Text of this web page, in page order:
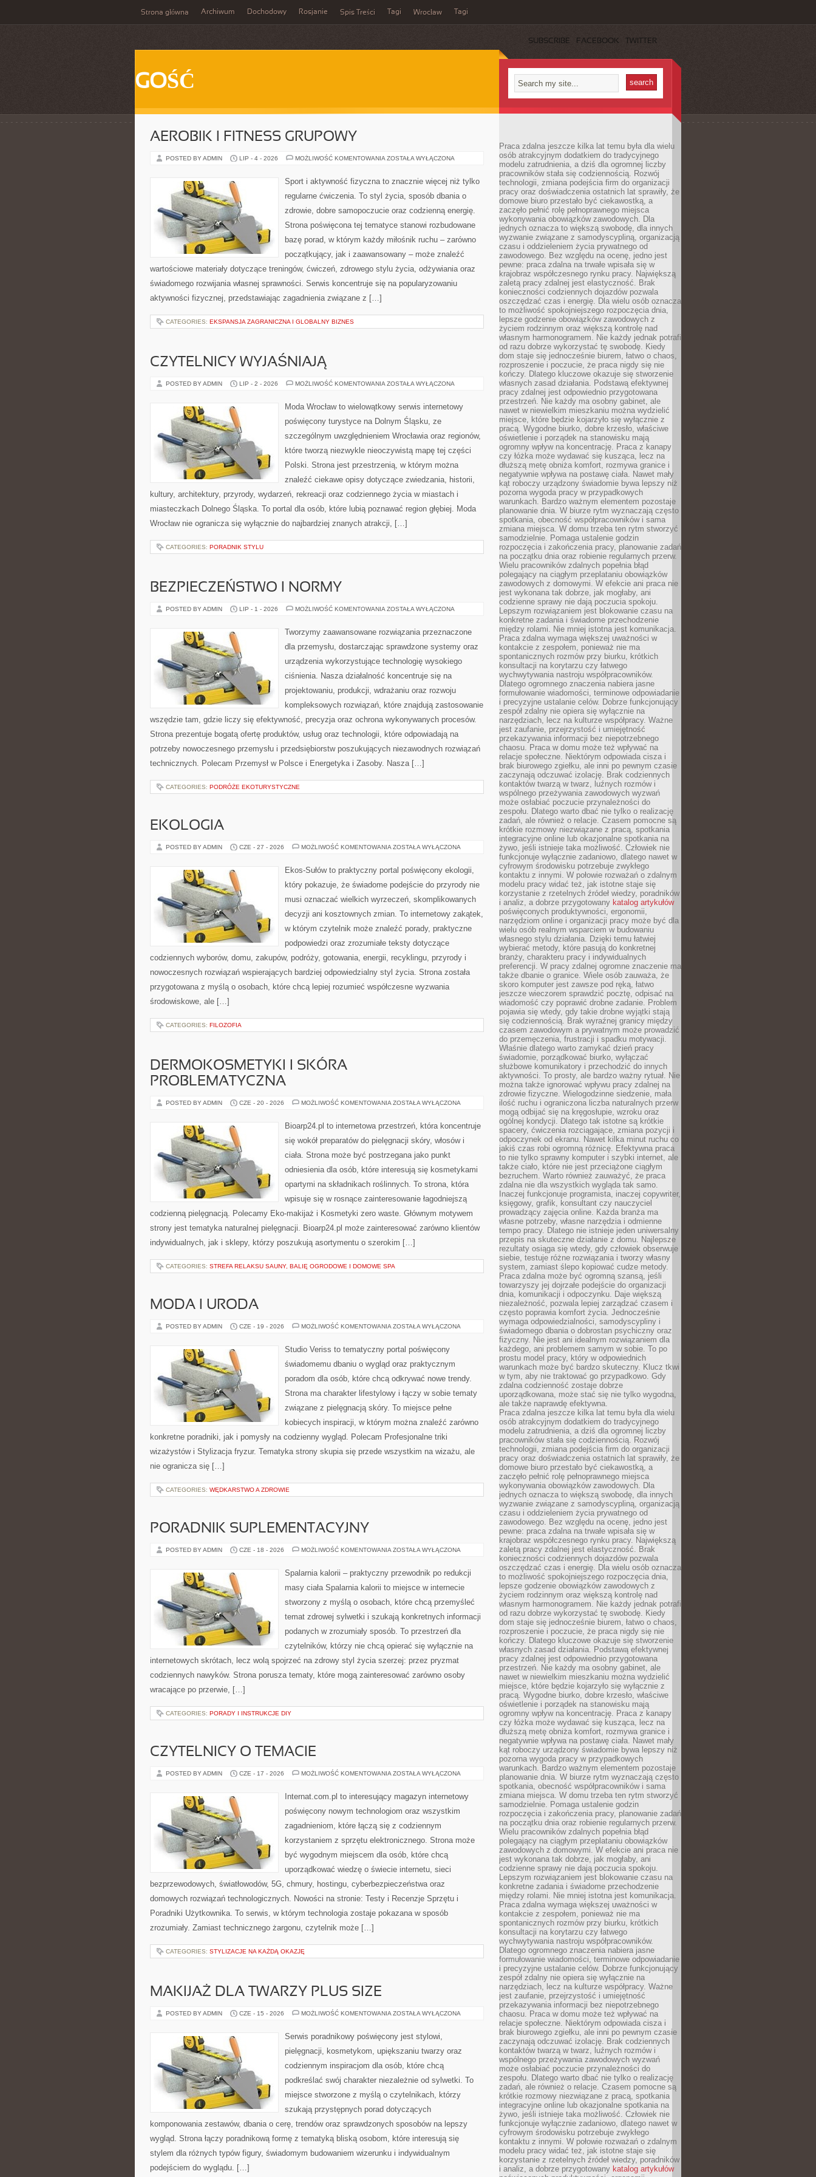
Strona główna Archiwum Dochodowy Rosjanie Spis Treści Tagi Wrocław Tagi
SUBSCRIBE FACEBOOK TWITTER
GOŚĆ
AEROBIK I FITNESS GRUPOWY
POSTED BY ADMIN LIP - 4 - 2026 MOŻLIWOŚĆ KOMENTOWANIA AEROBIK
GRUPOWY
ZOSTAŁA WYŁĄCZONA
Sport i aktywność fizyczna to znacznie więcej niż tylko
regularne ćwiczenia. To styl życia, sposób dbania o
zdrowie, dobre samopoczucie oraz codzienną energię.
Strona poświęcona tej tematyce stanowi rozbudowane
bazę porad, w którym każdy miłośnik ruchu – zarówno
początkujący, jak i zaawansowany – może znaleźć
wartościowe materiały dotyczące treningów, ćwiczeń, zdrowego stylu życia, odżywiania oraz
świadomego rozwijania własnej sprawności. Serwis koncentruje się na popularyzowaniu
aktywności fizycznej, przedstawiając zagadnienia związane z […]
CATEGORIES: EKSPANSJA ZAGRANICZNA I GLOBALNY BIZNES
CZYTELNICY WYJAŚNIAJĄ
POSTED BY ADMIN LIP - 2 - 2026 MOŻLIWOŚĆ KOMENTOWANIA CZYTELNICY
ZOSTAŁA WYŁĄCZONA
Moda Wrocław to wielowątkowy serwis internetowy
poświęcony turystyce na Dolnym Śląsku, ze
szczególnym uwzględnieniem Wrocławia oraz regionów,
które tworzą niezwykle nieoczywistą mapę tej części
Polski. Strona jest przestrzenią, w którym można
znaleźć ciekawe opisy dotyczące zwiedzania, historii,
kultury, architektury, przyrody, wydarzeń, rekreacji oraz codziennego życia w miastach i
miasteczkach Dolnego Śląska. To portal dla osób, które lubią poznawać region głębiej. Moda
Wrocław nie ogranicza się wyłącznie do najbardziej znanych atrakcji, […]
CATEGORIES: PORADNIK STYLU
BEZPIECZEŃSTWO I NORMY
POSTED BY ADMIN LIP - 1 - 2026 MOŻLIWOŚĆ KOMENTOWANIA BEZPIECZEŃSTWO
ZOSTAŁA WYŁĄCZONA
Tworzymy zaawansowane rozwiązania przeznaczone
dla przemysłu, dostarczając sprawdzone systemy oraz
urządzenia wykorzystujące technologię wysokiego
ciśnienia. Nasza działalność koncentruje się na
projektowaniu, produkcji, wdrażaniu oraz rozwoju
kompleksowych rozwiązań, które znajdują zastosowanie
wszędzie tam, gdzie liczy się efektywność, precyzja oraz ochrona wykonywanych procesów.
Strona prezentuje bogatą ofertę produktów, usług oraz technologii, które odpowiadają na
potrzeby nowoczesnego przemysłu i przedsiębiorstw poszukujących niezawodnych rozwiązań
technicznych. Polecam Przemysł w Polsce i Energetyka i Zasoby. Nasza […]
CATEGORIES: PODRÓŻE EKOTURYSTYCZNE
EKOLOGIA
POSTED BY ADMIN CZE - 27 - 2026 MOŻLIWOŚĆ KOMENTOWANIA EKOLOGIA
ZOSTAŁA WYŁĄCZONA
Ekos-Sułów to praktyczny portal poświęcony ekologii,
który pokazuje, że świadome podejście do przyrody nie
musi oznaczać wielkich wyrzeczeń, skomplikowanych
decyzji ani kosztownych zmian. To internetowy zakątek,
w którym czytelnik może znaleźć porady, praktyczne
podpowiedzi oraz zrozumiałe teksty dotyczące
codziennych wyborów, domu, zakupów, podróży, gotowania, energii, recyklingu, przyrody i
nowoczesnych rozwiązań wspierających bardziej odpowiedzialny styl życia. Strona została
przygotowana z myślą o osobach, które chcą lepiej rozumieć współczesne wyzwania
środowiskowe, ale […]
CATEGORIES: FILOZOFIA
DERMOKOSMETYKI I SKÓRA
PROBLEMATYCZNA
POSTED BY ADMIN CZE - 20 - 2026 MOŻLIWOŚĆ KOMENTOWANIA DERMOKOSMETYKI
PROBLEMATYCZNA
ZOSTAŁA WYŁĄCZONA
Bioarp24.pl to internetowa przestrzeń, która koncentruje
się wokół preparatów do pielęgnacji skóry, włosów i
ciała. Strona może być postrzegana jako punkt
odniesienia dla osób, które interesują się kosmetykami
opartymi na składnikach roślinnych. To strona, która
wpisuje się w rosnące zainteresowanie łagodniejszą
codzienną pielęgnacją. Polecamy Eko-makijaż i Kosmetyki zero waste. Głównym motywem
strony jest tematyka naturalnej pielęgnacji. Bioarp24.pl może zainteresować zarówno klientów
indywidualnych, jak i sklepy, którzy poszukują asortymentu o szerokim […]
CATEGORIES: STREFA RELAKSU SAUNY, BALIĘ OGRODOWE I DOMOWE SPA
MODA I URODA
POSTED BY ADMIN CZE - 19 - 2026 MOŻLIWOŚĆ KOMENTOWANIA MODA
ZOSTAŁA WYŁĄCZONA
Studio Veriss to tematyczny portal poświęcony
świadomemu dbaniu o wygląd oraz praktycznym
poradom dla osób, które chcą odkrywać nowe trendy.
Strona ma charakter lifestylowy i łączy w sobie tematy
związane z pielęgnacją skóry. To miejsce pełne
kobiecych inspiracji, w którym można znaleźć zarówno
konkretne poradniki, jak i pomysły na codzienny wygląd. Polecam Profesjonalne triki
wizażystów i Stylizacja fryzur. Tematyka strony skupia się przede wszystkim na wizażu, ale
nie ogranicza się […]
CATEGORIES: WĘDKARSTWO A ZDROWIE
PORADNIK SUPLEMENTACYJNY
POSTED BY ADMIN CZE - 18 - 2026 MOŻLIWOŚĆ KOMENTOWANIA PORADNIK
ZOSTAŁA WYŁĄCZONA
Spalarnia kalorii – praktyczny przewodnik po redukcji
masy ciała Spalarnia kalorii to miejsce w internecie
stworzony z myślą o osobach, które chcą przemyśleć
temat zdrowej sylwetki i szukają konkretnych informacji
podanych w zrozumiały sposób. To przestrzeń dla
czytelników, którzy nie chcą opierać się wyłącznie na
internetowych skrótach, lecz wolą spojrzeć na zdrowy styl życia szerzej: przez pryzmat
codziennych nawyków. Strona porusza tematy, które mogą zainteresować zarówno osoby
wracające po przerwie, […]
CATEGORIES: PORADY I INSTRUKCJE DIY
CZYTELNICY O TEMACIE
POSTED BY ADMIN CZE - 17 - 2026 MOŻLIWOŚĆ KOMENTOWANIA CZYTELNICY
ZOSTAŁA WYŁĄCZONA
Internat.com.pl to interesujący magazyn internetowy
poświęcony nowym technologiom oraz wszystkim
zagadnieniom, które łączą się z codziennym
korzystaniem z sprzętu elektronicznego. Strona może
być wygodnym miejscem dla osób, które chcą
uporządkować wiedzę o świecie internetu, sieci
bezprzewodowych, światłowodów, 5G, chmury, hostingu, cyberbezpieczeństwa oraz
domowych rozwiązań technologicznych. Nowości na stronie: Testy i Recenzje Sprzętu i
Poradniki Użytkownika. To serwis, w którym technologia zostaje pokazana w sposób
zrozumiały. Zamiast technicznego żargonu, czytelnik może […]
CATEGORIES: STYLIZACJE NA KAŻDĄ OKAZJĘ
MAKIJAŻ DLA TWARZY PLUS SIZE
POSTED BY ADMIN CZE - 15 - 2026 MOŻLIWOŚĆ KOMENTOWANIA MAKIJAŻ
PLUS
SIZE
ZOSTAŁA WYŁĄCZONA
Serwis poradnikowy poświęcony jest stylowi,
pielęgnacji, kosmetykom, upiększaniu twarzy oraz
codziennym inspiracjom dla osób, które chcą
podkreślać swój charakter niezależnie od sylwetki. To
miejsce stworzone z myślą o czytelnikach, którzy
szukają przystępnych porad dotyczących
komponowania zestawów, dbania o cerę, trendów oraz sprawdzonych sposobów na lepszy
wygląd. Strona łączy poradnikową formę z tematyką bliską osobom, które interesują się
stylem dla różnych typów figury, świadomym budowaniem wizerunku i indywidualnym
podejściem do wyglądu. […]
Praca zdalna jeszcze kilka lat temu była dla wielu
osób atrakcyjnym dodatkiem do tradycyjnego
modelu zatrudnienia, a dziś dla ogromnej liczby
pracowników stała się codziennością. Rozwój
technologii, zmiana podejścia firm do organizacji
pracy oraz doświadczenia ostatnich lat sprawiły, że
domowe biuro przestało być ciekawostką, a
zaczęło pełnić rolę pełnoprawnego miejsca
wykonywania obowiązków zawodowych. Dla
jednych oznacza to większą swobodę, dla innych
wyzwanie związane z samodyscypliną, organizacją
czasu i oddzieleniem życia prywatnego od
zawodowego. Bez względu na ocenę, jedno jest
pewne: praca zdalna na trwałe wpisała się w
krajobraz współczesnego rynku pracy. Największą
zaletą pracy zdalnej jest elastyczność. Brak
konieczności codziennych dojazdów pozwala
oszczędzać czas i energię. Dla wielu osób oznacza
to możliwość spokojniejszego rozpoczęcia dnia,
lepsze godzenie obowiązków zawodowych z
życiem rodzinnym oraz większą kontrolę nad
własnym harmonogramem. Nie każdy jednak potrafi
od razu dobrze wykorzystać tę swobodę. Kiedy
dom staje się jednocześnie biurem, łatwo o chaos,
rozproszenie i poczucie, że praca nigdy się nie
kończy. Dlatego kluczowe okazuje się stworzenie
własnych zasad działania. Podstawą efektywnej
pracy zdalnej jest odpowiednio przygotowana
przestrzeń. Nie każdy ma osobny gabinet, ale
nawet w niewielkim mieszkaniu można wydzielić
miejsce, które będzie kojarzyło się wyłącznie z
pracą. Wygodne biurko, dobre krzesło, właściwe
oświetlenie i porządek na stanowisku mają
ogromny wpływ na koncentrację. Praca z kanapy
czy łóżka może wydawać się kusząca, lecz na
dłuższą metę obniża komfort, rozmywa granice i
negatywnie wpływa na postawę ciała. Nawet mały
kąt roboczy urządzony świadomie bywa lepszy niż
pozorna wygoda pracy w przypadkowych
warunkach. Bardzo ważnym elementem pozostaje
planowanie dnia. W biurze rytm wyznaczają często
spotkania, obecność współpracowników i sama
zmiana miejsca. W domu trzeba ten rytm stworzyć
samodzielnie. Pomaga ustalenie godzin
rozpoczęcia i zakończenia pracy, planowanie zadań
na początku dnia oraz robienie regularnych przerw.
Wielu pracowników zdalnych popełnia błąd
polegający na ciągłym przeplataniu obowiązków
zawodowych z domowymi. W efekcie ani praca nie
jest wykonana tak dobrze, jak mogłaby, ani
codzienne sprawy nie dają poczucia spokoju.
Lepszym rozwiązaniem jest blokowanie czasu na
konkretne zadania i świadome przechodzenie
między rolami. Nie mniej istotna jest komunikacja.
Praca zdalna wymaga większej uważności w
kontakcie z zespołem, ponieważ nie ma
spontanicznych rozmów przy biurku, krótkich
konsultacji na korytarzu czy łatwego
wychwytywania nastroju współpracowników.
Dlatego ogromnego znaczenia nabiera jasne
formułowanie wiadomości, terminowe odpowiadanie
i precyzyjne ustalanie celów. Dobrze funkcjonujący
zespół zdalny nie opiera się wyłącznie na
narzędziach, lecz na kulturze współpracy. Ważne
jest zaufanie, przejrzystość i umiejętność
przekazywania informacji bez niepotrzebnego
chaosu. Praca w domu może też wpływać na
relacje społeczne. Niektórym odpowiada cisza i
brak biurowego zgiełku, ale inni po pewnym czasie
zaczynają odczuwać izolację. Brak codziennych
kontaktów twarzą w twarz, luźnych rozmów i
wspólnego przeżywania zawodowych wyzwań
może osłabiać poczucie przynależności do
zespołu. Dlatego warto dbać nie tylko o realizację
zadań, ale również o relacje. Czasem pomocne są
krótkie rozmowy niezwiązane z pracą, spotkania
integracyjne online lub okazjonalne spotkania na
żywo, jeśli istnieje taka możliwość. Człowiek nie
funkcjonuje wyłącznie zadaniowo, dlatego nawet w
cyfrowym środowisku potrzebuje zwykłego
kontaktu z innymi. W połowie rozważań o zdalnym
modelu pracy widać też, jak istotne staje się
korzystanie z rzetelnych źródeł wiedzy, poradników
i analiz, a dobrze przygotowany katalog artykułów
poświęconych produktywności, ergonomii,
narzędziom online i organizacji pracy może być dla
wielu osób realnym wsparciem w budowaniu
własnego stylu działania. Dzięki temu łatwiej
wybierać metody, które pasują do konkretnej
branży, charakteru pracy i indywidualnych
preferencji. W pracy zdalnej ogromne znaczenie ma
także dbanie o granice. Wiele osób zauważa, że
skoro komputer jest zawsze pod ręką, łatwo
jeszcze wieczorem sprawdzić pocztę, odpisać na
wiadomość czy poprawić drobne zadanie. Problem
pojawia się wtedy, gdy takie drobne wyjątki stają
się codziennością. Brak wyraźnej granicy między
czasem zawodowym a prywatnym może prowadzić
do przemęczenia, frustracji i spadku motywacji.
Właśnie dlatego warto zamykać dzień pracy
świadomie, porządkować biurko, wyłączać
służbowe komunikatory i przechodzić do innych
aktywności. To prosty, ale bardzo ważny rytuał. Nie
można także ignorować wpływu pracy zdalnej na
zdrowie fizyczne. Wielogodzinne siedzenie, mała
ilość ruchu i ograniczona liczba naturalnych przerw
mogą odbijać się na kręgosłupie, wzroku oraz
ogólnej kondycji. Dlatego tak istotne są krótkie
spacery, ćwiczenia rozciągające, zmiana pozycji i
odpoczynek od ekranu. Nawet kilka minut ruchu co
jakiś czas robi ogromną różnicę. Efektywna praca
to nie tylko sprawny komputer i szybki internet, ale
także ciało, które nie jest przeciążone ciągłym
bezruchem. Warto również zauważyć, że praca
zdalna nie dla wszystkich wygląda tak samo.
Inaczej funkcjonuje programista, inaczej copywriter,
księgowy, grafik, konsultant czy nauczyciel
prowadzący zajęcia online. Każda branża ma
własne potrzeby, własne narzędzia i odmienne
tempo pracy. Dlatego nie istnieje jeden uniwersalny
przepis na skuteczne działanie z domu. Najlepsze
rezultaty osiąga się wtedy, gdy człowiek obserwuje
siebie, testuje różne rozwiązania i tworzy własny
system, zamiast ślepo kopiować cudze metody.
Praca zdalna może być ogromną szansą, jeśli
towarzyszy jej dojrzałe podejście do organizacji
dnia, komunikacji i odpoczynku. Daje większą
niezależność, pozwala lepiej zarządzać czasem i
często poprawia komfort życia. Jednocześnie
wymaga odpowiedzialności, samodyscypliny i
świadomego dbania o dobrostan psychiczny oraz
fizyczny. Nie jest ani idealnym rozwiązaniem dla
każdego, ani problemem samym w sobie. To po
prostu model pracy, który w odpowiednich
warunkach może być bardzo skuteczny. Klucz tkwi
w tym, aby nie traktować go przypadkowo. Gdy
zdalna codzienność zostaje dobrze
uporządkowana, może stać się nie tylko wygodna,
ale także naprawdę efektywna.
Praca zdalna jeszcze kilka lat temu była dla wielu
osób atrakcyjnym dodatkiem do tradycyjnego
modelu zatrudnienia, a dziś dla ogromnej liczby
pracowników stała się codziennością. Rozwój
technologii, zmiana podejścia firm do organizacji
pracy oraz doświadczenia ostatnich lat sprawiły, że
domowe biuro przestało być ciekawostką, a
zaczęło pełnić rolę pełnoprawnego miejsca
wykonywania obowiązków zawodowych. Dla
jednych oznacza to większą swobodę, dla innych
wyzwanie związane z samodyscypliną, organizacją
czasu i oddzieleniem życia prywatnego od
zawodowego. Bez względu na ocenę, jedno jest
pewne: praca zdalna na trwałe wpisała się w
krajobraz współczesnego rynku pracy. Największą
zaletą pracy zdalnej jest elastyczność. Brak
konieczności codziennych dojazdów pozwala
oszczędzać czas i energię. Dla wielu osób oznacza
to możliwość spokojniejszego rozpoczęcia dnia,
lepsze godzenie obowiązków zawodowych z
życiem rodzinnym oraz większą kontrolę nad
własnym harmonogramem. Nie każdy jednak potrafi
od razu dobrze wykorzystać tę swobodę. Kiedy
dom staje się jednocześnie biurem, łatwo o chaos,
rozproszenie i poczucie, że praca nigdy się nie
kończy. Dlatego kluczowe okazuje się stworzenie
własnych zasad działania. Podstawą efektywnej
pracy zdalnej jest odpowiednio przygotowana
przestrzeń. Nie każdy ma osobny gabinet, ale
nawet w niewielkim mieszkaniu można wydzielić
miejsce, które będzie kojarzyło się wyłącznie z
pracą. Wygodne biurko, dobre krzesło, właściwe
oświetlenie i porządek na stanowisku mają
ogromny wpływ na koncentrację. Praca z kanapy
czy łóżka może wydawać się kusząca, lecz na
dłuższą metę obniża komfort, rozmywa granice i
negatywnie wpływa na postawę ciała. Nawet mały
kąt roboczy urządzony świadomie bywa lepszy niż
pozorna wygoda pracy w przypadkowych
warunkach. Bardzo ważnym elementem pozostaje
planowanie dnia. W biurze rytm wyznaczają często
spotkania, obecność współpracowników i sama
zmiana miejsca. W domu trzeba ten rytm stworzyć
samodzielnie. Pomaga ustalenie godzin
rozpoczęcia i zakończenia pracy, planowanie zadań
na początku dnia oraz robienie regularnych przerw.
Wielu pracowników zdalnych popełnia błąd
polegający na ciągłym przeplataniu obowiązków
zawodowych z domowymi. W efekcie ani praca nie
jest wykonana tak dobrze, jak mogłaby, ani
codzienne sprawy nie dają poczucia spokoju.
Lepszym rozwiązaniem jest blokowanie czasu na
konkretne zadania i świadome przechodzenie
między rolami. Nie mniej istotna jest komunikacja.
Praca zdalna wymaga większej uważności w
kontakcie z zespołem, ponieważ nie ma
spontanicznych rozmów przy biurku, krótkich
konsultacji na korytarzu czy łatwego
wychwytywania nastroju współpracowników.
Dlatego ogromnego znaczenia nabiera jasne
formułowanie wiadomości, terminowe odpowiadanie
i precyzyjne ustalanie celów. Dobrze funkcjonujący
zespół zdalny nie opiera się wyłącznie na
narzędziach, lecz na kulturze współpracy. Ważne
jest zaufanie, przejrzystość i umiejętność
przekazywania informacji bez niepotrzebnego
chaosu. Praca w domu może też wpływać na
relacje społeczne. Niektórym odpowiada cisza i
brak biurowego zgiełku, ale inni po pewnym czasie
zaczynają odczuwać izolację. Brak codziennych
kontaktów twarzą w twarz, luźnych rozmów i
wspólnego przeżywania zawodowych wyzwań
może osłabiać poczucie przynależności do
zespołu. Dlatego warto dbać nie tylko o realizację
zadań, ale również o relacje. Czasem pomocne są
krótkie rozmowy niezwiązane z pracą, spotkania
integracyjne online lub okazjonalne spotkania na
żywo, jeśli istnieje taka możliwość. Człowiek nie
funkcjonuje wyłącznie zadaniowo, dlatego nawet w
cyfrowym środowisku potrzebuje zwykłego
kontaktu z innymi. W połowie rozważań o zdalnym
modelu pracy widać też, jak istotne staje się
korzystanie z rzetelnych źródeł wiedzy, poradników
i analiz, a dobrze przygotowany katalog artykułów